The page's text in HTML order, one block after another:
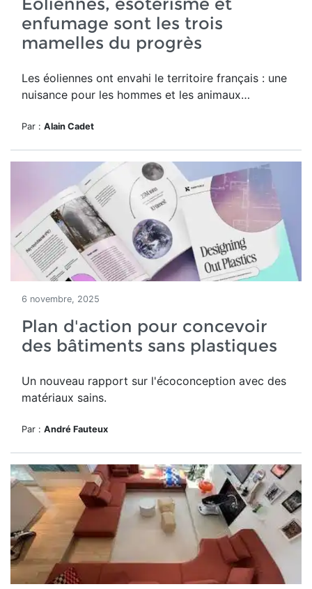
enfumage sont les trois
mamelles du progrès
Les éoliennes ont envahi le territoire français : une
nuisance pour les hommes et les animaux…
Par : Alain Cadet
6 novembre, 2025
Plan d'action pour concevoir
des bâtiments sans plastiques
Un nouveau rapport sur l'écoconception avec des
matériaux sains.
Par : André Fauteux